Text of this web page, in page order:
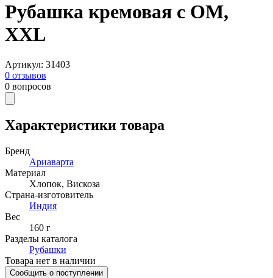
Рубашка кремовая с ОМ,
XXL
Артикул: 31403
0 отзывов
0 вопросов
Характеристики товара
Бренд
Ариаварта
Материал
Хлопок, Вискоза
Страна-изготовитель
Индия
Вес
160 г
Разделы каталога
Рубашки
Товара нет в наличии
Сообщить о поступлении